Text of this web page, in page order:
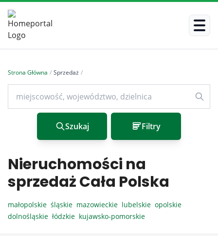
Strona Główna / Sprzedaż /
Szukaj Filtry
Nieruchomości na
sprzedaż Cała Polska
małopolskie śląskie mazowieckie lubelskie opolskie
dolnośląskie łódzkie kujawsko-pomorskie